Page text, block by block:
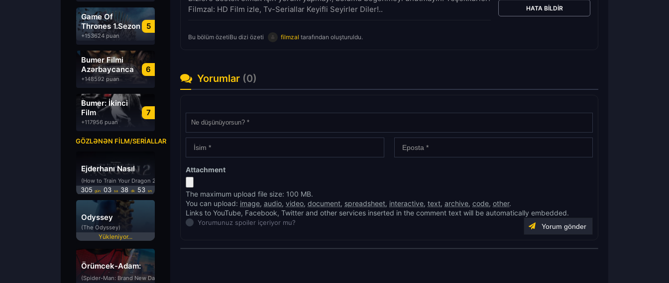
5
Game Of
Thrones 1.Sezon
Türkçe Dublaj
izle
+153624 puan
6
Bumer Filmi
Azərbaycanca
Dublyaj izle
+148592 puan
7
Bumer: İkinci
Film
Azərbaycanca
Dublyaj izle
+117956 puan
GÖZLƏNƏN FILM/SERIALLAR
Ejderhanı Nasıl
Eğitirsin 2
(How to Train Your Dragon 2)
305 gün 03 sa 38 dk 52 sn
Odyssey
(The Odyssey)
Yükleniyor...
Örümcek-Adam:
Yepyeni Bir Gün
(Spider-Man: Brand New Day)
Filmzal: HD Film izle, Tv-Seriallar Keyifli Seyirler Diler!..
Bu bölüm özetiBu dizi özeti filmzal tarafından oluşturuldu.
HATA BILDIR
Yorumlar (0)
Attachment
The maximum upload file size: 100 MB.
You can upload: image, audio, video, document, spreadsheet, interactive, text, archive, code, other.
Links to YouTube, Facebook, Twitter and other services inserted in the comment text will be automatically embedded.
Yorumunuz spoiler içeriyor mu?